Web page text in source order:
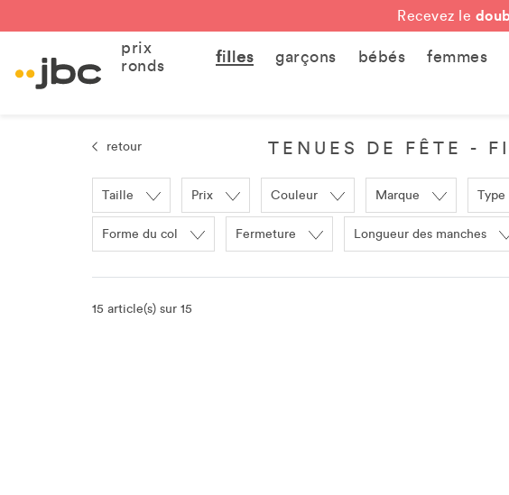
Recevez le
prix
ronds
filles garçons bébés femmes
retour TENUES DE FÊTE -
Taille Prix Couleur Marque Type
Forme du col Fermeture Longueur des manches
15 article(s) sur 15